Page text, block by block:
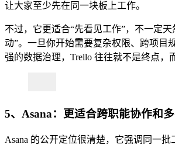
让大家至少先在同一块板上工作。
不过，它更适合“先看见工作”，不一定
动”。一旦你开始需要复杂权限、跨项目
强的数据治理，Trello 往往就不是终点，
5、Asana：更适合跨职能协作和
Asana 的公开定位很清楚，它强调同一批